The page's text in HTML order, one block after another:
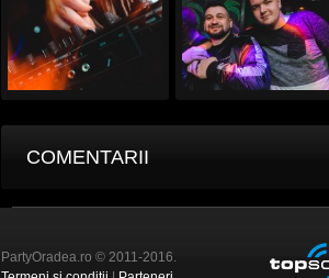
COMENTARII
PartyOradea.ro © 2011-2016.